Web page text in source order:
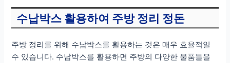
수납박스 활용하여 주방 정리 정돈
주방 정리를 위해 수납박스를 활용하는 것은 매우 효율적일
수 있습니다. 수납박스를 활용하면 주방의 다양한 물품들을